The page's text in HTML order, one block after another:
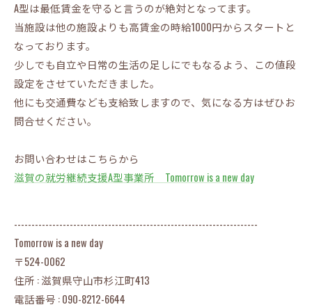
A型は最低賃金を守ると言うのが絶対となってます。
当施設は他の施設よりも高賃金の時給1000円からスタートと
なっております。
少しでも自立や日常の生活の足しにでもなるよう、この値段
設定をさせていただきました。
他にも交通費なども支給致しますので、気になる方はぜひお
問合せください。
お問い合わせはこちらから
滋賀の就労継続支援A型事業所 Tomorrow is a new day
----------------------------------------------------------------------
Tomorrow is a new day
〒524-0062
住所 : 滋賀県守山市杉江町413
電話番号 : 090-8212-6644